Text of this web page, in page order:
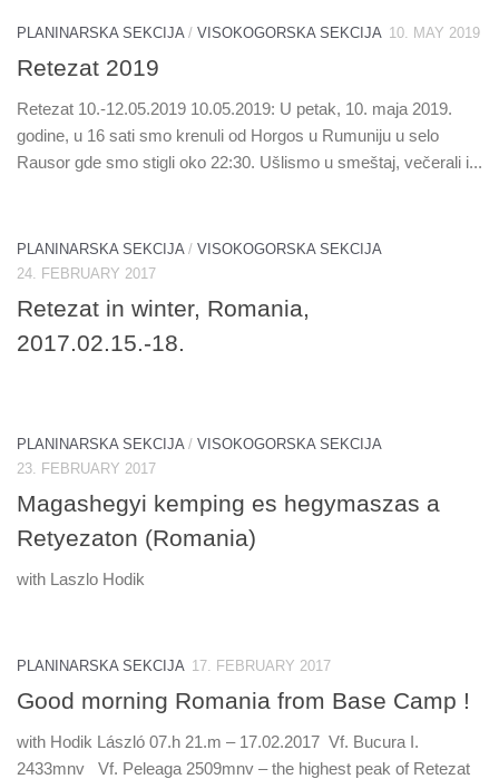
PLANINARSKA SEKCIJA / VISOKOGORSKA SEKCIJA 10. MAY 2019
Retezat 2019
Retezat 10.-12.05.2019 10.05.2019: U petak, 10. maja 2019.
godine, u 16 sati smo krenuli od Horgos u Rumuniju u selo
Rausor gde smo stigli oko 22:30. Ušlismo u smeštaj, večerali i...
PLANINARSKA SEKCIJA / VISOKOGORSKA SEKCIJA
24. FEBRUARY 2017
Retezat in winter, Romania,
2017.02.15.-18.
PLANINARSKA SEKCIJA / VISOKOGORSKA SEKCIJA
23. FEBRUARY 2017
Magashegyi kemping es hegymaszas a
Retyezaton (Romania)
with Laszlo Hodik
PLANINARSKA SEKCIJA 17. FEBRUARY 2017
Good morning Romania from Base Camp !
with Hodik László 07.h 21.m – 17.02.2017 Vf. Bucura I.
2433mnv Vf. Peleaga 2509mnv – the highest peak of Retezat